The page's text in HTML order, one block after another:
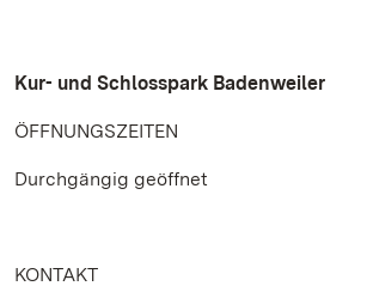
Kur- und Schlosspark Badenweiler
ÖFFNUNGSZEITEN
Durchgängig geöffnet
KONTAKT